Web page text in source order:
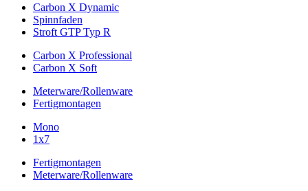
Carbon X Dynamic
Spinnfaden
Stroft GTP Typ R
Carbon X Professional
Carbon X Soft
Meterware/Rollenware
Fertigmontagen
Mono
1x7
Fertigmontagen
Meterware/Rollenware